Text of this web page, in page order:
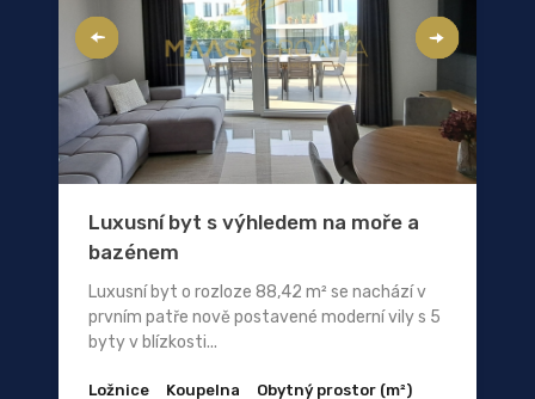
Luxusní byt s výhledem na moře a
bazénem
Luxusní byt o rozloze 88,42 m² se nachází v
prvním patře nově postavené moderní vily s 5
byty v blízkosti...
Ložnice Koupelna Obytný prostor (m²)